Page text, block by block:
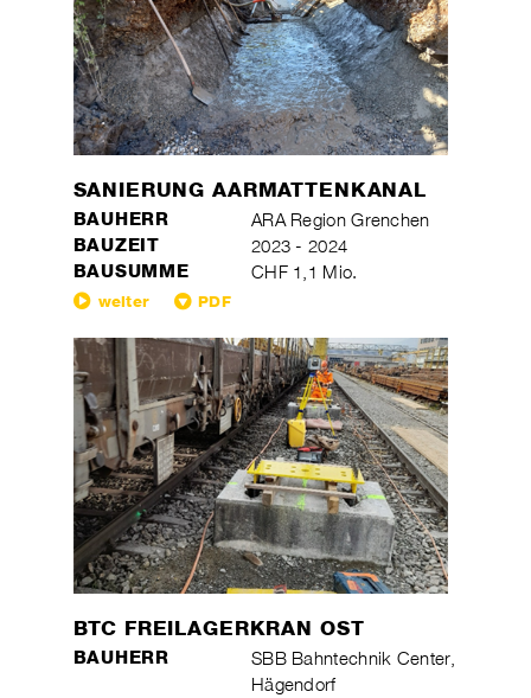
SANIERUNG AARMATTENKANAL
BAUHERR ARA Region Grenchen
BAUZEIT 2023 - 2024
BAUSUMME CHF 1,1 Mio.
weiter PDF
BTC FREILAGERKRAN OST
BAUHERR
SBB Bahntechnik Center,
Hägendorf